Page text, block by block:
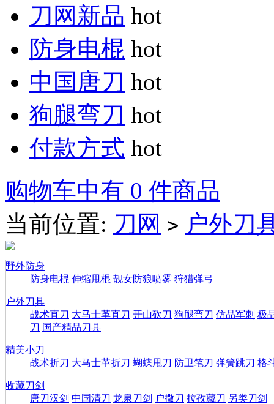
刀网新品 hot
防身电棍 hot
中国唐刀 hot
狗腿弯刀 hot
付款方式 hot
购物车中有 0 件商品
当前位置: 刀网 > 户外刀
野外防身
防身电棍 伸缩甩棍 靓女防狼喷雾 狩猎弹弓
户外刀具
战术直刀 大马士革直刀 开山砍刀 狗腿弯刀 仿品军刺 极
刀 国产精品刀具
精美小刀
战术折刀 大马士革折刀 蝴蝶甩刀 防卫笔刀 弹簧跳刀 格
收藏刀剑
唐刀汉剑 中国清刀 龙泉刀剑 户撒刀 拉孜藏刀 另类刀剑